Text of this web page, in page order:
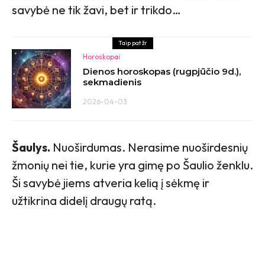
savybė ne tik žavi, bet ir trikdo…
Taip pat žr
Horoskopai
Dienos horoskopas (rugpjūčio 9d.),
sekmadienis
2026-04-03
Šaulys. Nuoširdumas. Nerasime nuoširdesnių
žmonių nei tie, kurie yra gimę po Šaulio ženklu.
Ši savybė jiems atveria kelią į sėkmę ir
užtikrina didelį draugų ratą.